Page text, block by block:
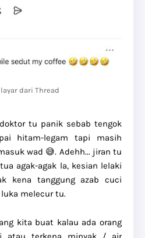
dari Thread
tu panik sebab tengok
hitam-legam tapi masih
wad 😅. Adehh... jiran tu
agak-agak la, kesian lelaki
kena tanggung azab cuci
melecur tu.
kita buat kalau ada orang